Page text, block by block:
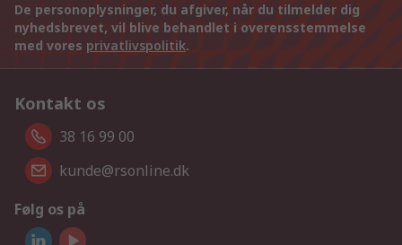
De personoplysninger, du afgiver, når du tilmelder dig
nyhedsbrevet, vil blive behandlet i overensstemmelse
med vores privatlivspolitik.
Kontakt os
38 16 99 00
kunde@rsonline.dk
Følg os på